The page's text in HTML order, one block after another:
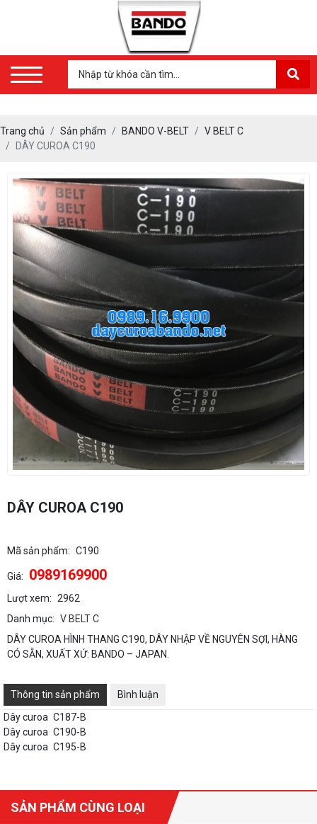
Trang chủ Sản phẩm BANDO V-BELT
V BELT C
DÂY CUROA C190
DÂY CUROA C190
Mã sản phẩm: C190
Giá: 0989169900
Lượt xem: 2962
Danh mục: V BELT C
DÂY CUROA HÌNH THANG C190, DÂY NHẬP VỀ NGUYÊN SỢI, HÀNG
CÓ SẴN, XUẤT XỨ: BANDO – JAPAN.
Thông tin sản phẩm
Bình luận
Dây curoa C187-B
Dây curoa C190-B
Dây curoa C195-B
SẢN PHẨM CÙNG LOẠI